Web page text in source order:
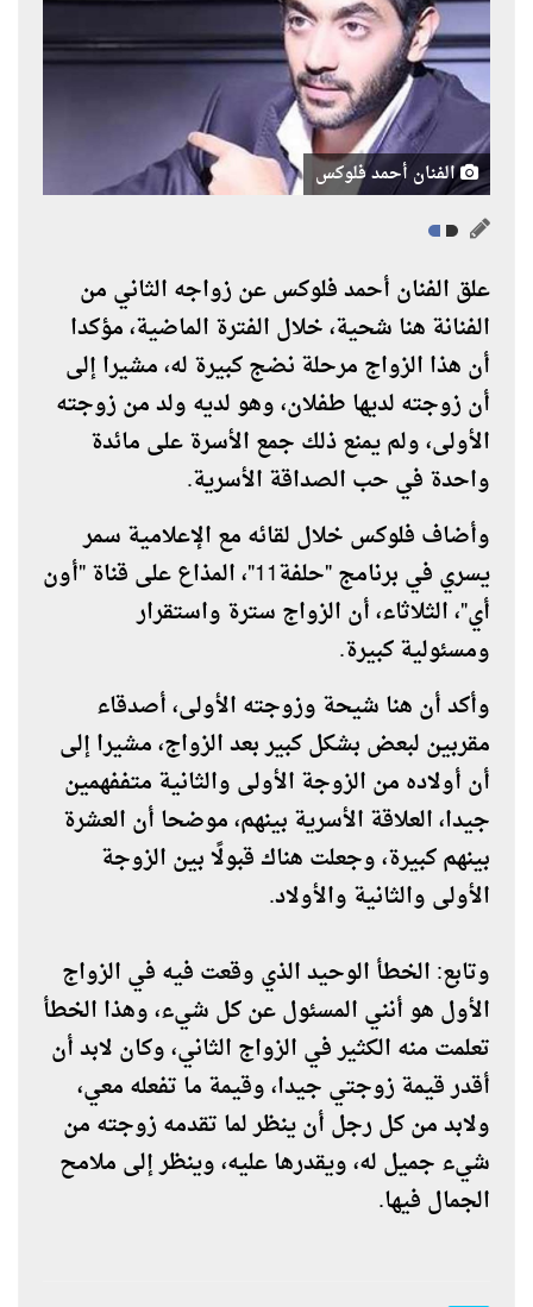
الفنان أحمد فلوكس
علق الفنان أحمد فلوكس عن زواجه الثاني من
الفنانة هنا شحية، خلال الفترة الماضية، مؤكدا
أن هذا الزواج مرحلة نضج كبيرة له، مشيرا إلى
أن زوجته لديها طفلان، وهو لديه ولد من زوجته
الأولى، ولم يمنع ذلك جمع الأسرة على مائدة
واحدة في حب الصداقة الأسرية.
وأضاف فلوكس خلال لقائه مع الإعلامية سمر
يسري في برنامج "حلفة11"، المذاع على قناة "أون
أي"، الثلاثاء، أن الزواج سترة واستقرار
ومسئولية كبيرة.
وأكد أن هنا شيحة وزوجته الأولى، أصدقاء
مقربين لبعض بشكل كبير بعد الزواج، مشيرا إلى
أن أولاده من الزوجة الأولى والثانية متففهمين
جيدا، العلاقة الأسرية بينهم، موضحا أن العشرة
بينهم كبيرة، وجعلت هناك قبولًا بين الزوجة
الأولى والثانية والأولاد.
وتابع: الخطأ الوحيد الذي وقعت فيه في الزواج
الأول هو أنني المسئول عن كل شيء، وهذا الخطأ
تعلمت منه الكثير في الزواج الثاني، وكان لابد أن
أقدر قيمة زوجتي جيدا، وقيمة ما تفعله معي،
ولابد من كل رجل أن ينظر لما تقدمه زوجته من
شيء جميل له، ويقدرها عليه، وينظر إلى ملامح
الجمال فيها.